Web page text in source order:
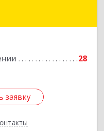
28
заявку
Городищенский р-н,
заявку